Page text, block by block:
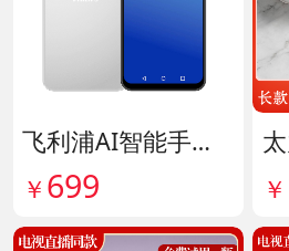
飞利浦AI智能手机 货号141882
￥ 699
￥